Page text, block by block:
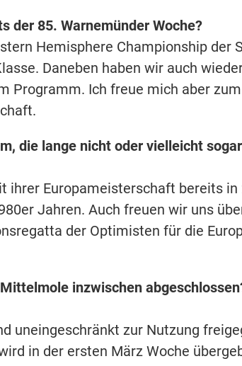
der 85. Warnemünder Woche?
Hemisphere Championship der
Daneben haben wir auch
Programm. Ich freue mich aber
die lange nicht oder vielleicht
ihrer Europameisterschaft bereits in
Jahren. Auch freuen wir uns
der Optimisten für die
inzwischen
uneingeschränkt zur Nutzung
in der ersten März Woche